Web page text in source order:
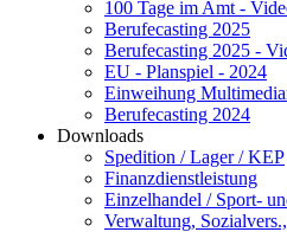
100 Tage im Amt -
Berufecasting 2025
Berufecasting 2025 -
EU - Planspiel - 2024
Einweihung
Berufecasting 2024
Downloads
Spedition / Lager / KEP
Finanzdienstleistung
Einzelhandel / Sport-
Verwaltung,